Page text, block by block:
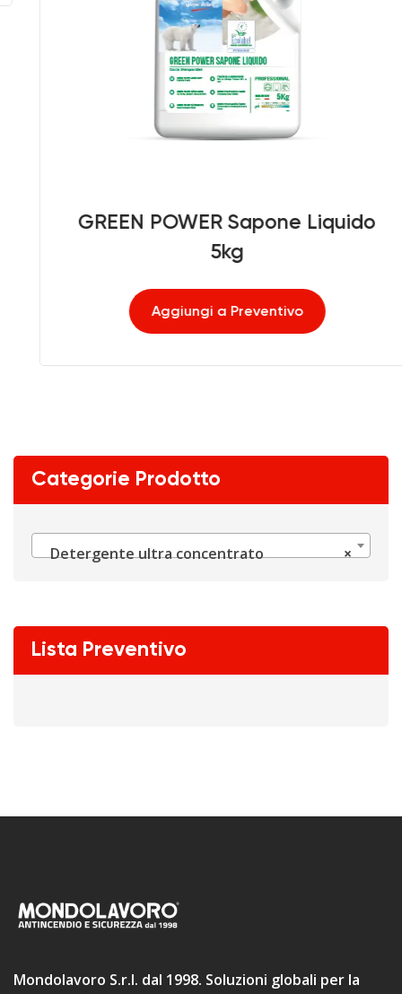
GREEN POWER Sapone Liquido
5kg
Aggiungi a Preventivo
Categorie Prodotto
×
Detergente ultra concentrato
Lista Preventivo
Mondolavoro S.r.l. dal 1998. Soluzioni globali per la